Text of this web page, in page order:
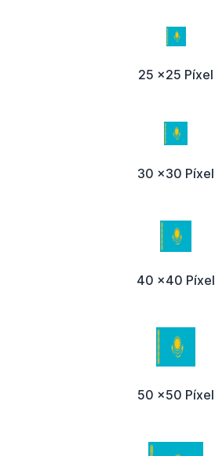
25 x25 Píxel
30 x30 Píxel
40 x40 Píxel
50 x50 Píxel